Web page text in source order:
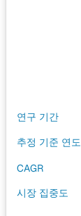
연구 기간
추정 기준 연도
CAGR
시장 집중도